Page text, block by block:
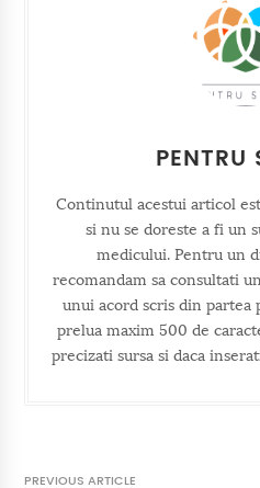
PENTRU
Continutul acestui articol
si nu se doreste a fi un
medicului. Pentru un
recomandam sa consultati
unui acord scris din
prelua maxim 500 de
precizati sursa si daca
PREVIOUS ARTICLE